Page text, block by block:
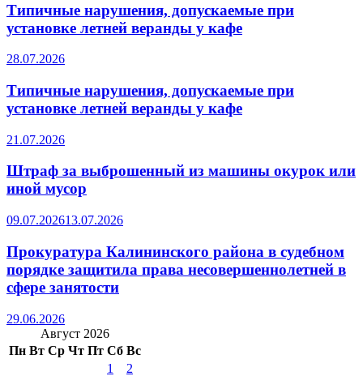
Типичные нарушения, допускаемые при
установке летней веранды у кафе
28.07.2026
Типичные нарушения, допускаемые при
установке летней веранды у кафе
21.07.2026
Штраф за выброшенный из машины окурок или
иной мусор
09.07.202613.07.2026
Прокуратура Калининского района в судебном
порядке защитила права несовершеннолетней в
сфере занятости
29.06.2026
Август 2026
Пн Вт Ср Чт Пт Сб Вс
1
2